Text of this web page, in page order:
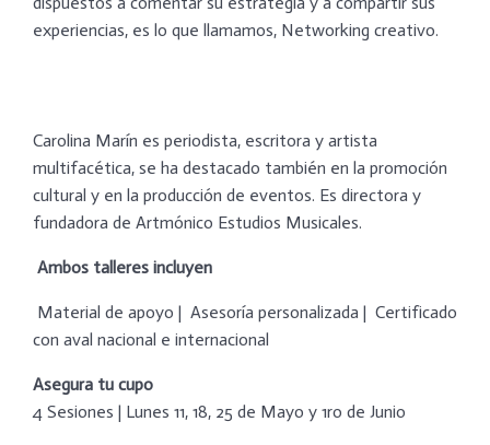
experiencias, es lo que llamamos, Networking creativo.
Carolina Marín es periodista, escritora y artista
multifacética, se ha destacado también en la promoción
cultural y en la producción de eventos. Es directora y
fundadora de Artmónico Estudios Musicales.
Ambos talleres incluyen
Material de apoyo | Asesoría personalizada | Certificado
con aval nacional e internacional
Asegura tu cupo
4 Sesiones | Lunes 11, 18, 25 de Mayo y 1ro de Junio